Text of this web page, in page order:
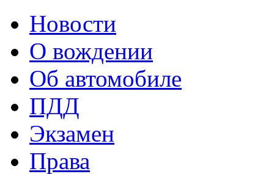
Новости
О вождении
Об автомобиле
ПДД
Экзамен
Права